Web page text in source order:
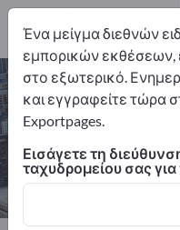
Τεμάχια
κατασκευαστές
Εξαγωγείς
7
Ένα μείγμα διεθνών
εμπορικών εκθέσεων,
στο εξωτερικό.
και εγγραφείτε τώρα
Exportpages.
Εισάγετε τη
ταχυδρομείου σας